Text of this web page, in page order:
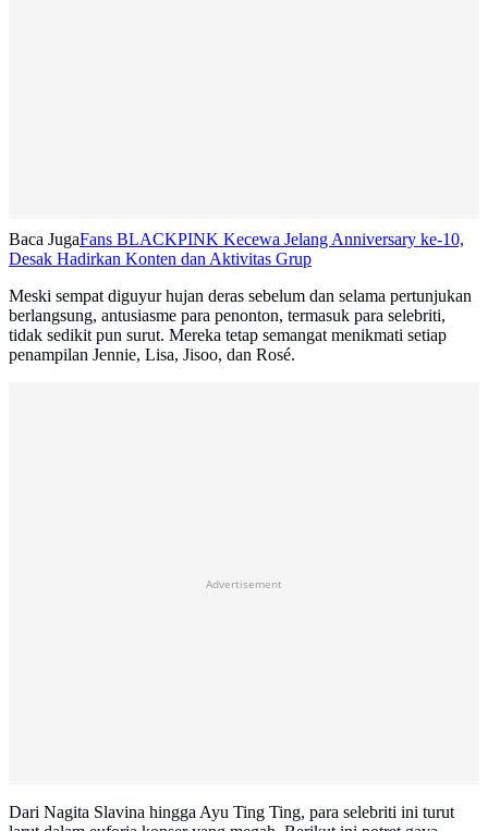
Baca JugaFans BLACKPINK Kecewa Jelang Anniversary ke-10,
Desak Hadirkan Konten dan Aktivitas Grup
Meski sempat diguyur hujan deras sebelum dan selama pertunjukan
berlangsung, antusiasme para penonton, termasuk para selebriti,
tidak sedikit pun surut. Mereka tetap semangat menikmati setiap
penampilan Jennie, Lisa, Jisoo, dan Rosé.
Advertisement
Dari Nagita Slavina hingga Ayu Ting Ting, para selebriti ini turut